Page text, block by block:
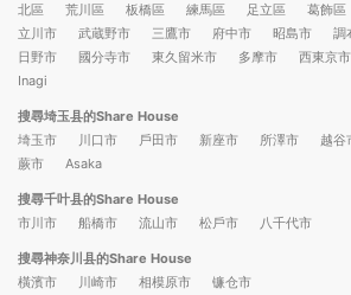
北區
荒川區 板橋區 練馬區 足立區 葛飾區
立川市
武蔵野市 三鷹市 府中市 昭島市 調
日野市
國分寺市 東久留米市 多摩市 西東京市
Inagi
搜尋埼玉县的Share House
埼玉市
川口市 戶田市 新座市 所澤市 越谷
蕨市
Asaka
搜尋千叶县的Share House
市川市
船橋市 流山市 松戶市 八千代市
搜尋神奈川县的Share House
橫濱市
川崎市 相模原市 镰仓市